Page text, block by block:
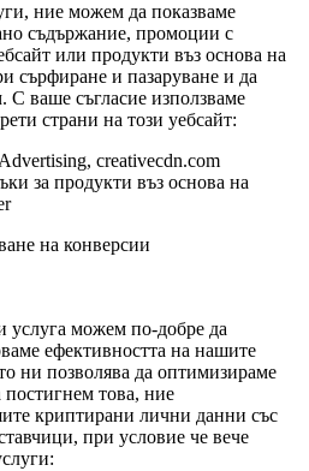
ние можем да показваме
съдържание, промоции с
или продукти въз основа на
сърфиране и пазаруване и да
С ваше съгласие използваме
страни на този уебсайт:
creativecdn.com
за продукти въз основа на
на конверсии
услуга можем по-добре да
ефективността на нашите
ни позволява да оптимизираме
това, ние
криптирани лични данни със
при условие че вече